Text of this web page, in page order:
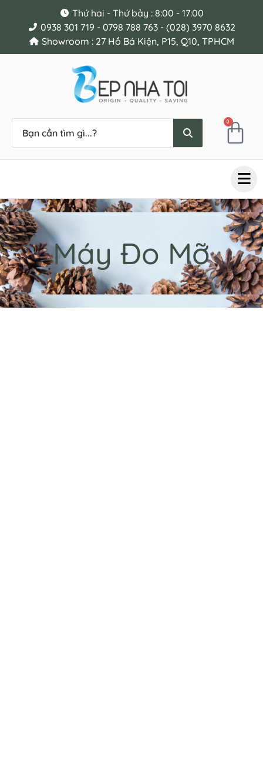
Thứ hai - Thứ bảy : 8:00 - 17:00
0938 301 719 - 0798 788 763 - (028) 3970 8632
Showroom : 27 Hồ Bá Kiện, P15, Q10, TPHCM
0
Máy Đo Mỡ